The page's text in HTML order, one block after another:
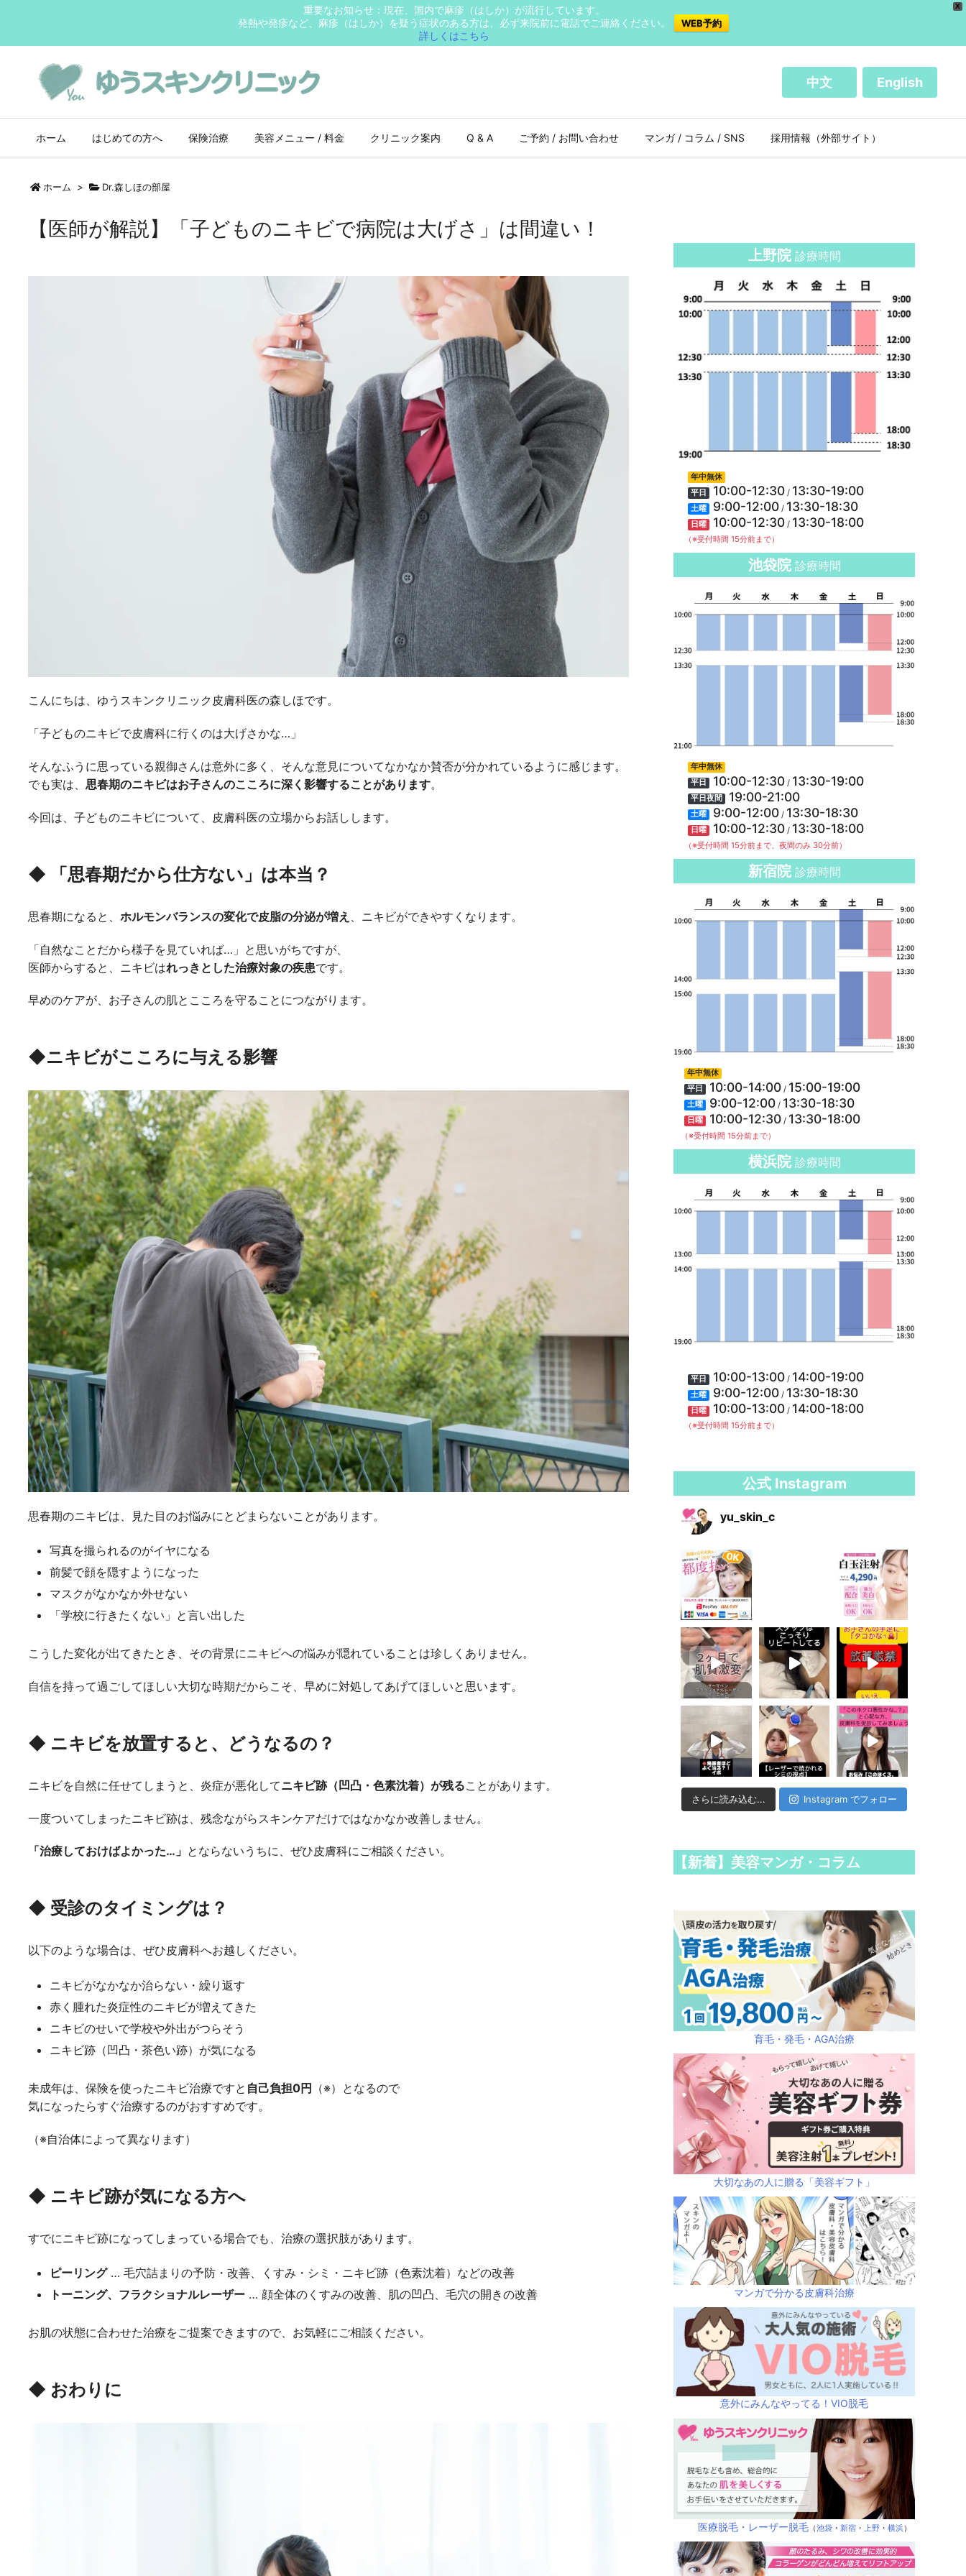
X
重要なお知らせ：現在、国内で麻疹（はしか）が流行しています。
発熱や発疹など、麻疹（はしか）を疑う症状のある方は、必ず来院前に電話でご連絡ください。
詳しくはこちら
WEB予約
中文 English
ホーム はじめての方へ 保険治療 美容メニュー / 料金 クリニック案内 Q & A ご予約 / お問い合わせ マンガ / コラム / SNS 採用情報（外部サイト）
ホーム > Dr.森しほの部屋
【医師が解説】「子どものニキビで病院は大げさ」は間違い！
こんにちは、ゆうスキンクリニック皮膚科医の森しほです。
「子どものニキビで皮膚科に行くのは大げさかな…」
そんなふうに思っている親御さんは意外に多く、そんな意見についてなかなか賛否が分かれているように感じます。
でも実は、 思春期のニキビはお子さんのこころに深く影響することがあります。
今回は、子どものニキビについて、皮膚科医の立場からお話しします。
◆ 「思春期だから仕方ない」は本当？
思春期になると、 ホルモンバランスの変化で皮脂の分泌が増え 、ニキビができやすくなります。
「自然なことだから様子を見ていれば…」と思いがちですが、
医師からすると、ニキビはれっきとした治療対象の疾患です。
早めのケアが、お子さんの肌とこころを守ることにつながります。
◆ニキビがこころに与える影響
思春期のニキビは、見た目のお悩みにとどまらないことがあります。
写真を撮られるのがイヤになる
前髪で顔を隠すようになった
マスクがなかなか外せない
「学校に行きたくない」と言い出した
こうした変化が出てきたとき、その背景にニキビへの悩みが隠れていることは珍しくありません。
自信を持って過ごしてほしい大切な時期だからこそ、早めに対処してあげてほしいと思います。
◆ ニキビを放置すると、どうなるの？
ニキビを自然に任せてしまうと、炎症が悪化してニキビ跡（凹凸・色素沈着）が残ることがあります。
一度ついてしまったニキビ跡は、残念ながらスキンケアだけではなかなか改善しません。
「治療しておけばよかった…」 とならないうちに、ぜひ皮膚科にご相談ください。
◆ 受診のタイミングは？
以下のような場合は、ぜひ皮膚科へお越しください。
ニキビがなかなか治らない・繰り返す
赤く腫れた炎症性のニキビが増えてきた
ニキビのせいで学校や外出がつらそう
ニキビ跡（凹凸・茶色い跡）が気になる
未成年は、保険を使ったニキビ治療ですと 自己負担0円 （※）となるので
気になったらすぐ治療するのがおすすめです。
（※自治体によって異なります）
◆ ニキビ跡が気になる方へ
すでにニキビ跡になってしまっている場合でも、治療の選択肢があります。
ピーリング… 毛穴詰まりの予防・改善、くすみ・シミ・ニキビ跡（色素沈着）などの改善
トーニング、フラクショナルレーザー … 顔全体のくすみの改善、肌の凹凸、毛穴の開きの改善
お肌の状態に合わせた治療をご提案できますので、お気軽にご相談ください。
◆ おわりに
上野院 診療時間
年中無休
平日
10:00-12:30 / 13:30-19:00
土曜 9:00-12:00 / 13:30-18:30
日曜 10:00-12:30 / 13:30-18:00
（※受付時間 15分前まで）
池袋院 診療時間
年中無休
平日
10:00-12:30 / 13:30-19:00
平日夜間 19:00-21:00
土曜 9:00-12:00 / 13:30-18:30
日曜 10:00-12:30 / 13:30-18:00
（※受付時間 15分前まで、夜間のみ 30分前）
新宿院 診療時間
年中無休
平日
10:00-14:00 / 15:00-19:00
土曜 9:00-12:00 / 13:30-18:30
日曜 10:00-12:30 / 13:30-18:00
（※受付時間 15分前まで）
横浜院 診療時間
平日 10:00-13:00 / 14:00-19:00
土曜 9:00-12:00 / 13:30-18:30
日曜 10:00-13:00 / 14:00-18:00
（※受付時間 15分前まで）
公式 Instagram
yu_skin_c
さらに読み込む... Instagram でフォロー
【新着】美容マンガ・コラム
育毛・発毛・AGA治療
大切なあの人に贈る「美容ギフト」
マンガで分かる皮膚科治療
意外にみんなやってる！VIO脱毛
医療脱毛・レーザー脱毛（池袋・ 新宿・ 上野・ 横浜）